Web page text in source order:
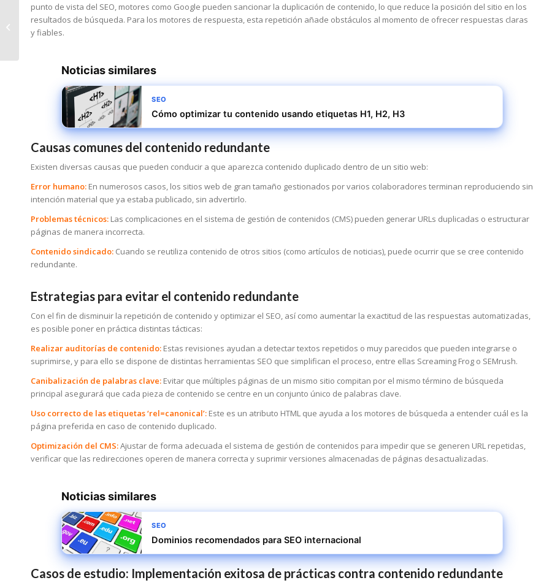
punto de vista del SEO, motores como Google pueden sancionar la duplicación de contenido, lo que reduce la posición del sitio en los
resultados de búsqueda. Para los motores de respuesta, esta repetición añade obstáculos al momento de ofrecer respuestas claras
y fiables.
Noticias similares
SEO
Cómo optimizar tu contenido usando etiquetas H1, H2, H3
Causas comunes del contenido redundante
Existen diversas causas que pueden conducir a que aparezca contenido duplicado dentro de un sitio web:
Error humano: En numerosos casos, los sitios web de gran tamaño gestionados por varios colaboradores terminan reproduciendo sin
intención material que ya estaba publicado, sin advertirlo.
Problemas técnicos: Las complicaciones en el sistema de gestión de contenidos (CMS) pueden generar URLs duplicadas o estructurar
páginas de manera incorrecta.
Contenido sindicado: Cuando se reutiliza contenido de otros sitios (como artículos de noticias), puede ocurrir que se cree contenido
redundante.
Estrategias para evitar el contenido redundante
Con el fin de disminuir la repetición de contenido y optimizar el SEO, así como aumentar la exactitud de las respuestas automatizadas,
es posible poner en práctica distintas tácticas:
Realizar auditorías de contenido: Estas revisiones ayudan a detectar textos repetidos o muy parecidos que pueden integrarse o
suprimirse, y para ello se dispone de distintas herramientas SEO que simplifican el proceso, entre ellas Screaming Frog o SEMrush.
Canibalización de palabras clave: Evitar que múltiples páginas de un mismo sitio compitan por el mismo término de búsqueda
principal asegurará que cada pieza de contenido se centre en un conjunto único de palabras clave.
Uso correcto de las etiquetas ‘rel=canonical’: Este es un atributo HTML que ayuda a los motores de búsqueda a entender cuál es la
página preferida en caso de contenido duplicado.
Optimización del CMS:Ajustar de forma adecuada el sistema de gestión de contenidos para impedir que se generen URL repetidas,
verificar que las redirecciones operen de manera correcta y suprimir versiones almacenadas de páginas desactualizadas.
Noticias similares
SEO
Dominios recomendados para SEO internacional
Casos de estudio: Implementación exitosa de prácticas contra contenido redundante
Indicadores clave para
la evaluación de la
reputación